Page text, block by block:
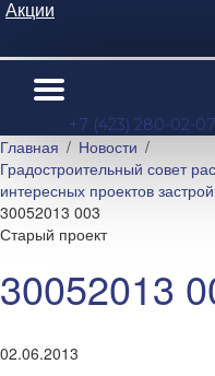
Акции
+7 (423) 280-02-07
Главная
Новости
Градостроительный совет
интересных проектов
30052013 003
Старый проект
30052013
02.06.2013